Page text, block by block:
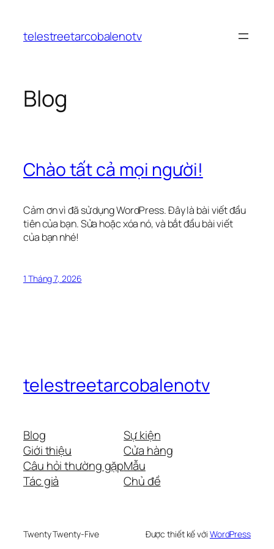
phầntelestreetarcobalenotv
Blog
Chào tất cả mọi người!
Cảm ơn vì đã sử dụng WordPress. Đây là bài viết đầu
tiên của bạn. Sửa hoặc xóa nó, và bắt đầu bài viết
của bạn nhé!
1 Tháng 7, 2026
telestreetarcobalenotv
Blog
Giới thiệu
Câu hỏi thường gặp
Tác giả
Sự kiện
Cửa hàng
Mẫu
Chủ đề
Twenty Twenty-Five Được thiết kế với WordPress